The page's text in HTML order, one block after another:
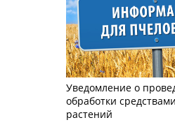
Уведомление о
обработки
растений